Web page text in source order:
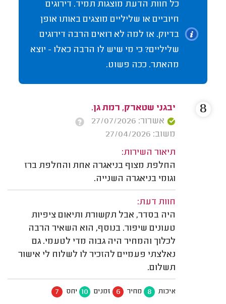
כל חוות הדעת מוצגות תמיד. דירוגים
חיוביים או שליליים מוצגים באותו אופן
בדיוק. אז למה לא רואים הרבה דירוגים
שליליים? כי מי שיש לו הרבה כאלו - יוצא
מהאתר. ככה פשוט.
יבגני שטארק, רמת גן.
אשרור: 27/07/2026
משוב: 27/04/2026
תיאור השירות:
החלפת מצוף בניאגרה אחת והחלפת ברז
וגומי בניאגרה השנייה.
חוות דעת:
היה בסדר, אבל תקשורת ותיאום ציפיות
טעונים שיפור. בנוסף, הוא השאיר הרבה
לכלוך והמחיר היה גבוה מדי לטעמי. גם
נאלצתי פעמיים להזכיר לו לשלוח לי אישור
תשלום.
איכות 8 מחיר 6 זמנים 10 יחס 7
8